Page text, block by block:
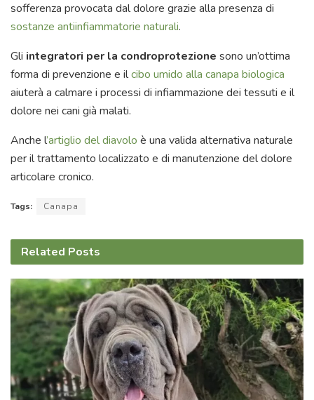
sofferenza provocata dal dolore grazie alla presenza di
sostanze antiinfiammatorie naturali.
Gli integratori per la condroprotezione sono un’ottima
forma di prevenzione e ilcibo umido alla canapa biologica
aiuterà a calmare i processi di infiammazione dei tessuti e il
dolore nei cani già malati.
Anche l’artiglio del diavolo è una valida alternativa naturale
per il trattamento localizzato e di manutenzione del dolore
articolare cronico.
Tags: Canapa
Related Posts